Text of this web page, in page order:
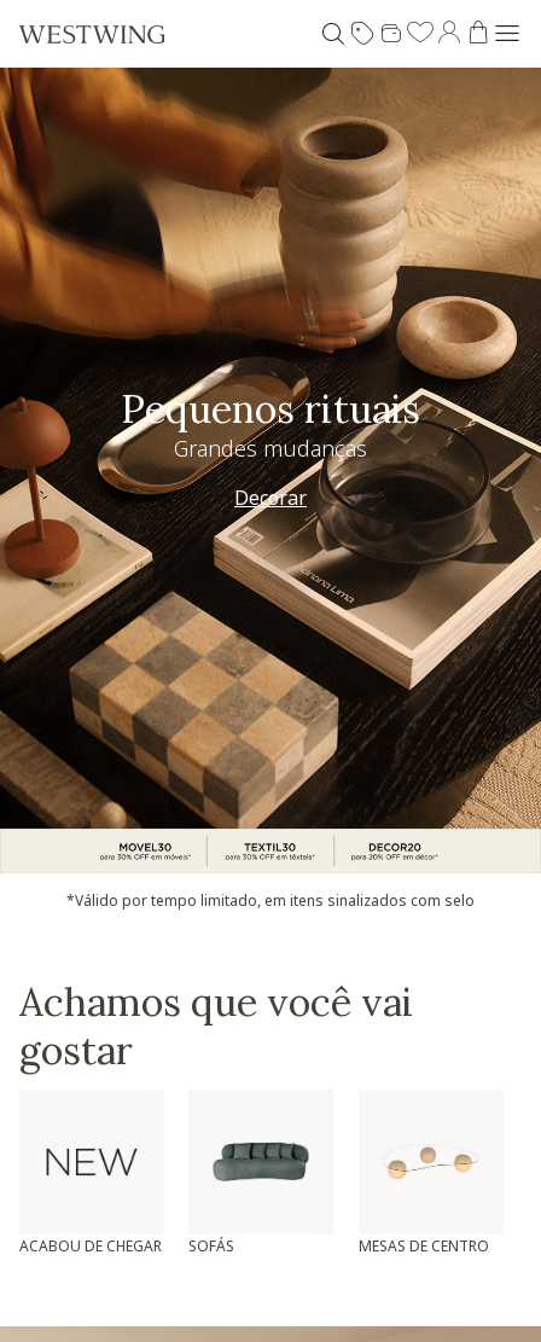
Pequenos rituais
Grandes mudanças
Decorar
*Válido por tempo limitado, em itens sinalizados com selo
Achamos que você vai
gostar
ACABOU DE CHEGAR SOFÁS MESAS DE CENTRO